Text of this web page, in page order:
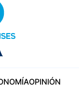
OPINIÓN